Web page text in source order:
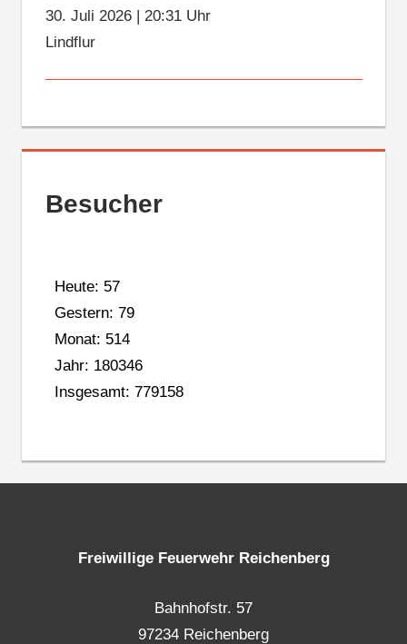
30. Juli 2026| 20:31 Uhr
Lindflur
Besucher
Heute: 57
Gestern: 79
Monat: 514
Jahr: 180346
Insgesamt: 779158
Freiwillige Feuerwehr Reichenberg
Bahnhofstr. 57
97234 Reichenberg